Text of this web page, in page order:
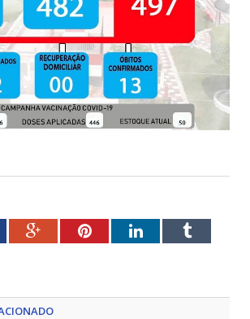
Google+PinterestLinkedInTumblr